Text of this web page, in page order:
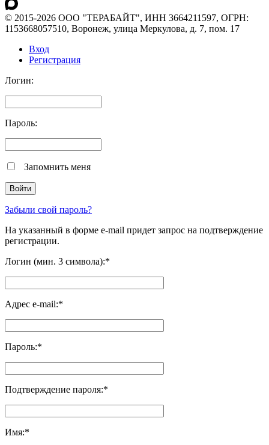
© 2015-2026 ООО "ТЕРАБАЙТ", ИНН 3664211597, ОГРН:
1153668057510, Воронеж, улица Меркулова, д. 7, пом. 17
Вход
Регистрация
Логин:
Пароль:
Запомнить меня
Забыли свой пароль?
На указанный в форме e-mail придет запрос на подтверждение
регистрации.
Логин (мин. 3 символа):*
Адрес e-mail:*
Пароль:*
Подтверждение пароля:*
Имя:*